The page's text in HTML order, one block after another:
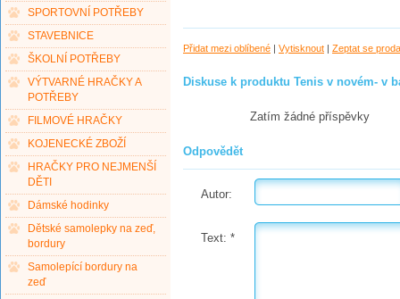
SPORTOVNÍ POTŘEBY
STAVEBNICE
ŠKOLNÍ POTŘEBY
VÝTVARNÉ HRAČKY A
POTŘEBY
FILMOVÉ HRAČKY
KOJENECKÉ ZBOŽÍ
HRAČKY PRO NEJMENŠÍ
DĚTI
Dámské hodinky
Dětské samolepky na zeď,
bordury
Samolepící bordury na
zeď
Přidat mezi oblíbené | Vytisknout | Zeptat se
Diskuse k produktu Tenis v novém- v
Zatím žádné příspěvky
Odpovědět
Autor:
Text: *